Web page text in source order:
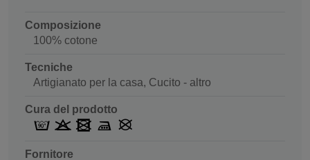
Composizione
100% cotone
Tecniche
Artigianato per la casa, Cucito - altro
Cura del prodotto
Fornitore